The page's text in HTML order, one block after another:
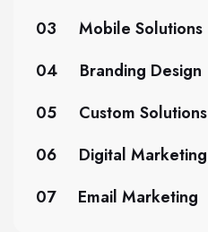
03
Mobile Solutions
04
Branding Design
05
Custom Solutions
06
Digital Marketing
07
Email Marketing